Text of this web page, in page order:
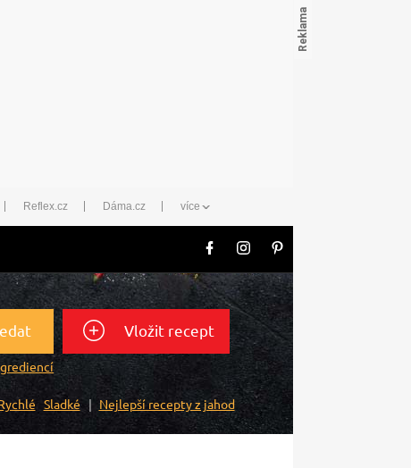
Reflex.cz Dáma.cz více
Vložit recept
Sladké Nejlepší recepty z jahod